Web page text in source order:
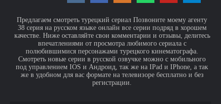
Предлагаем смотреть турецкий сериал Позвоните моему агенту
38 серия на русском языке онлайн все серии подряд в хорошем
качестве. Ниже оставляйте свои комментарии и отзывы, делитесь
впечатлениями от просмотра любимого сериала с
полюбившимися персонажами турецкого кинематографа.
Смотреть новые серии в русской озвучке можно с мобильного
под управлением IOS и Андроид, так же на IPad и IPhone, а так
же в удобном для вас формате на телевизоре бесплатно и без
регистрации.